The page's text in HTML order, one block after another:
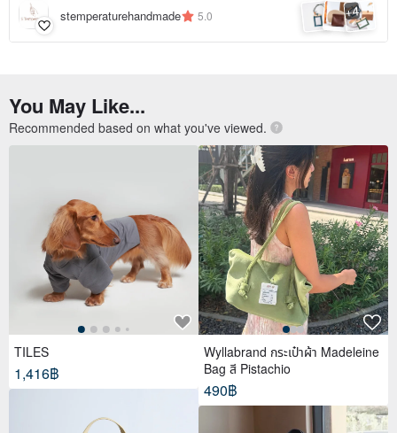
stemperaturehandmade 5.0 +4
You May Like...
Recommended based on what you've viewed.
TILES
1,416฿
Wyllabrand กระเป๋าผ้า Madeleine
Bag สี Pistachio
490฿